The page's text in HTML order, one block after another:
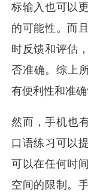
标输入也可以
的可能性。而
时反馈和评估
否准确。综上
有便利性和准确
然而，手机也
口语练习可以
可以在任何时
空间的限制。